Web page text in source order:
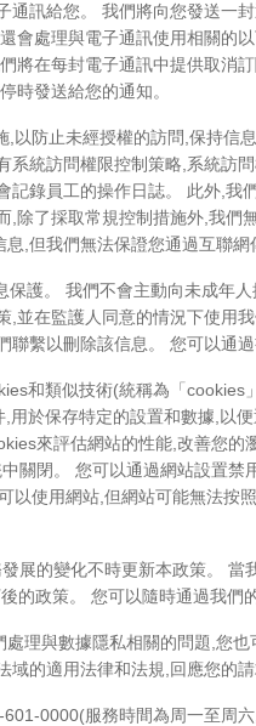
通訊給您。 我們將向您發送
會處理與電子通訊使用相關
將在每封電子通訊中提供取
時發送給您的通知。
以防止未經授權的訪問,保持
統訪問權限控制策略,系統訪
錄員工的操作日誌。 此外,
除了採取常規控制措施外,我
,但我們無法保證您通過互聯網
護。 我們不會主動向未成年
,並在監護人同意的情況下使
繫以刪除該信息。 您可以通
和類似技術(統稱為「
於保存特定的設置和數據,以
來評估網站的性能,改善您
關閉。 您可以通過網站設置
以使用網站,但網站可能無法
展的變化不時更新本政策。
的政策。 您可以隨時通過我
理與數據隱私相關的問題,您
的適用法律和法規,回應您的請
0000(服務時間為周一至